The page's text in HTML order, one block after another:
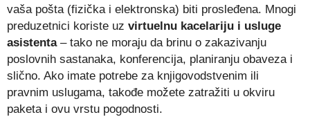
vaša pošta (fizička i elektronska) biti prosleđena. Mnogi
preduzetnici koriste uz virtuelnu kacelariju i usluge
asistenta– tako ne moraju da brinu o zakazivanju
poslovnih sastanaka, konferencija, planiranju obaveza i
slično. Ako imate potrebe za knjigovodstvenim ili
pravnim uslugama, takođe možete zatražiti u okviru
paketa i ovu vrstu pogodnosti.